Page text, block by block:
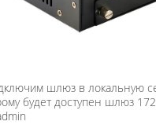
шлюз в локальную
будет доступен шлюз